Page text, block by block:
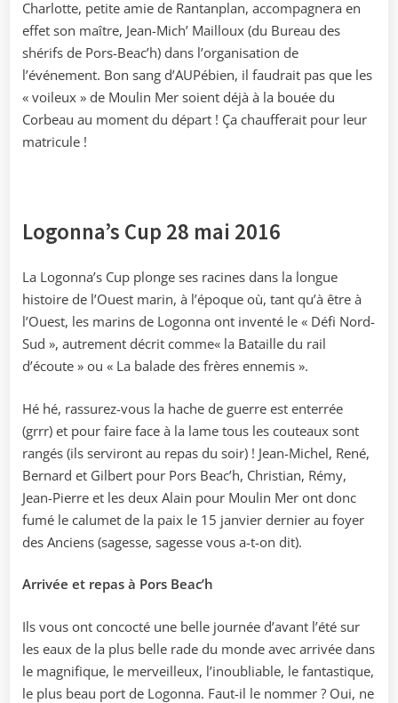
Charlotte, petite amie de Rantanplan, accompagnera en
effet son maître, Jean-Mich’ Mailloux (du Bureau des
shérifs de Pors-Beac’h) dans l’organisation de
l’événement. Bon sang d’AUPébien, il faudrait pas que les
« voileux » de Moulin Mer soient déjà à la bouée du
Corbeau au moment du départ ! Ça chaufferait pour leur
matricule !
Logonna’s Cup 28 mai 2016
La Logonna’s Cup plonge ses racines dans la longue
histoire de l’Ouest marin, à l’époque où, tant qu’à être à
l’Ouest, les marins de Logonna ont inventé le « Défi Nord-
Sud », autrement décrit comme« la Bataille du rail
d’écoute » ou « La balade des frères ennemis ».
Hé hé, rassurez-vous la hache de guerre est enterrée
(grrr) et pour faire face à la lame tous les couteaux sont
rangés (ils serviront au repas du soir) ! Jean-Michel, René,
Bernard et Gilbert pour Pors Beac’h, Christian, Rémy,
Jean-Pierre et les deux Alain pour Moulin Mer ont donc
fumé le calumet de la paix le 15 janvier dernier au foyer
des Anciens (sagesse, sagesse vous a-t-on dit).
Arrivée et repas à Pors Beac’h
Ils vous ont concocté une belle journée d’avant l’été sur
les eaux de la plus belle rade du monde avec arrivée dans
le magnifique, le merveilleux, l’inoubliable, le fantastique,
le plus beau port de Logonna. Faut-il le nommer ? Oui, ne